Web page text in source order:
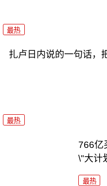
最热
扎卢日内说的一句话，
最热
766亿
\"大计
最热